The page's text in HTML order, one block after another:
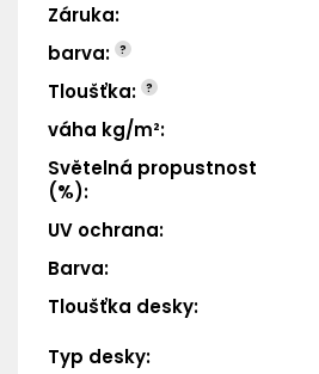
Záruka:
barva: ?
Tloušťka: ?
váha kg/m²:
Světelná propustnost
(%):
UV ochrana:
Barva:
Tloušťka desky:
Typ desky: